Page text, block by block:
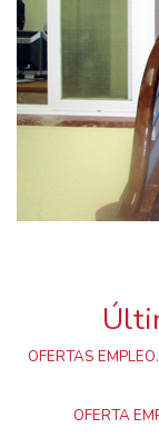
OFERTAS
OFERTA